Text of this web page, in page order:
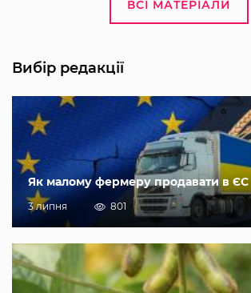
ВСІ МАТЕРІАЛИ
Вибір редакції
Як малому фермеру продавати в ЄС
3 липня 801